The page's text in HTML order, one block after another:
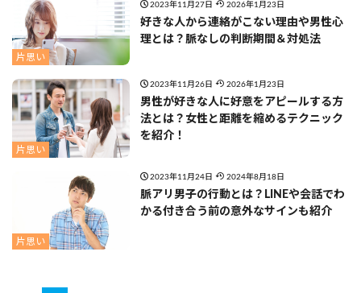
片思い
2023年11月27日 2026年1月23日
好きな人から連絡がこない理由や男性心
理とは？脈なしの判断期間＆対処法
片思い
2023年11月26日 2026年1月23日
男性が好きな人に好意をアピールする方
法とは？女性と距離を縮めるテクニック
を紹介！
片思い
2023年11月24日 2024年8月18日
脈アリ男子の行動とは？LINEや会話でわ
かる付き合う前の意外なサインも紹介